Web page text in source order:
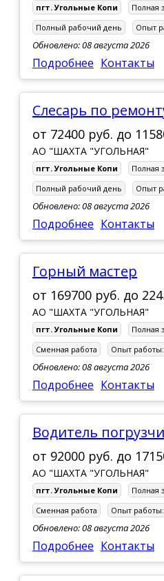
пгт. Угольные Копи
Полная
Полный рабочий день
Опыт
Обновлено: 08 августа 2026
Подробнее Контакты
Слесарь по
от 72400 руб. до
АО "ШАХТА "УГОЛЬНАЯ"
пгт. Угольные Копи
Полная
Полный рабочий день
Опыт
Обновлено: 08 августа 2026
Подробнее Контакты
Горный мастер
от 169700 руб. до
АО "ШАХТА "УГОЛЬНАЯ"
пгт. Угольные Копи
Полная
Сменная работа
Опыт работы:
Обновлено: 08 августа 2026
Подробнее Контакты
Водитель
от 92000 руб. до
АО "ШАХТА "УГОЛЬНАЯ"
пгт. Угольные Копи
Полная
Сменная работа
Опыт работы:
Обновлено: 08 августа 2026
Подробнее Контакты